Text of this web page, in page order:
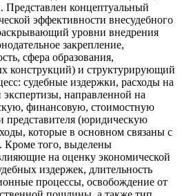
Представлен концептуальный
эффективности внесудебного
уровни внедрения
закрепление,
сфера образования,
конструкций) и структурирующий
судебные издержки, расходы на
экспертизы, направленной на
финансовую, стоимостную
представителя (юридическую
которые в основном связаны с
того, выделены
на оценку экономической
издержек, длительность
процессы, освобождение от